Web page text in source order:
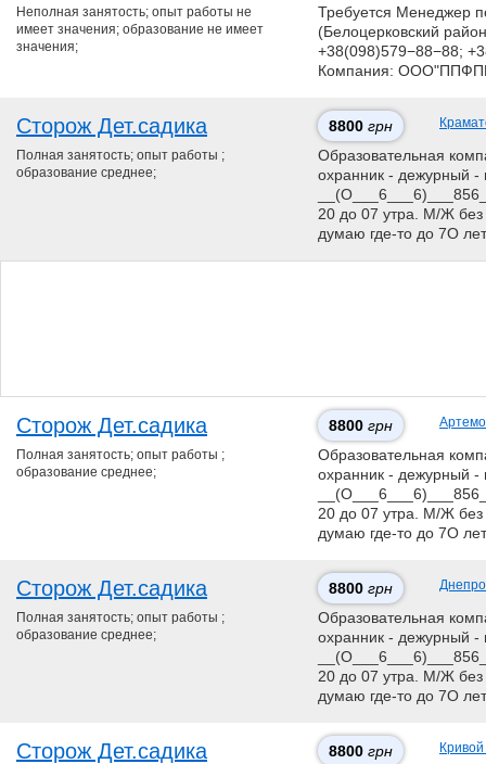
Неполная занятость; опыт работы не
имеет значения; образование не имеет
значения;
Требуется Менеджер
(Белоцерковский
+38(098)579−88−88;
Компания:
Сторож Дет.садика 8800 грн
Полная занятость; опыт работы ;
образование среднее;
Образовательная
охранник - дежурный -
20 до 07 утра. М/Ж без
думаю где-то до 7О
Сторож Дет.садика 8800 грн
Полная занятость; опыт работы ;
образование среднее;
Образовательная
охранник - дежурный -
20 до 07 утра. М/Ж без
думаю где-то до 7О
Сторож Дет.садика 8800 грн
Полная занятость; опыт работы ;
образование среднее;
Образовательная
охранник - дежурный -
20 до 07 утра. М/Ж без
думаю где-то до 7О
Сторож Дет.садика 8800 грн Кривой